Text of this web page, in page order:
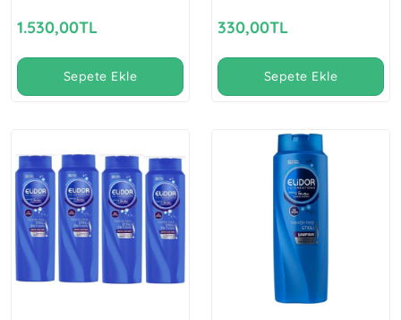
1.530,00TL
Sepete Ekle
330,00TL
Sepete Ekle